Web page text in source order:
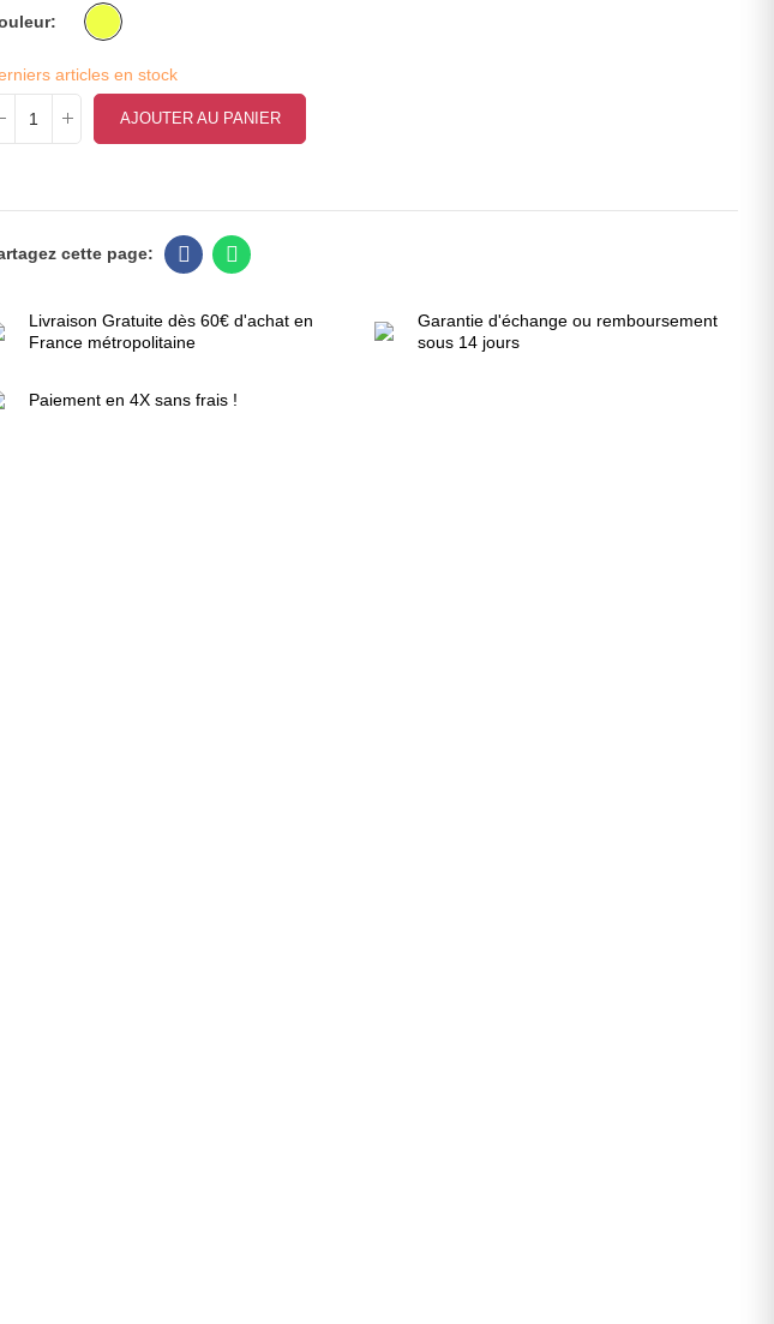
articles en stock
AJOUTER AU PANIER
Livraison Gratuite dès 60€ d'achat en
France métropolitaine
Garantie d'échange ou remboursement
sous 14 jours
Paiement en 4X sans frais !